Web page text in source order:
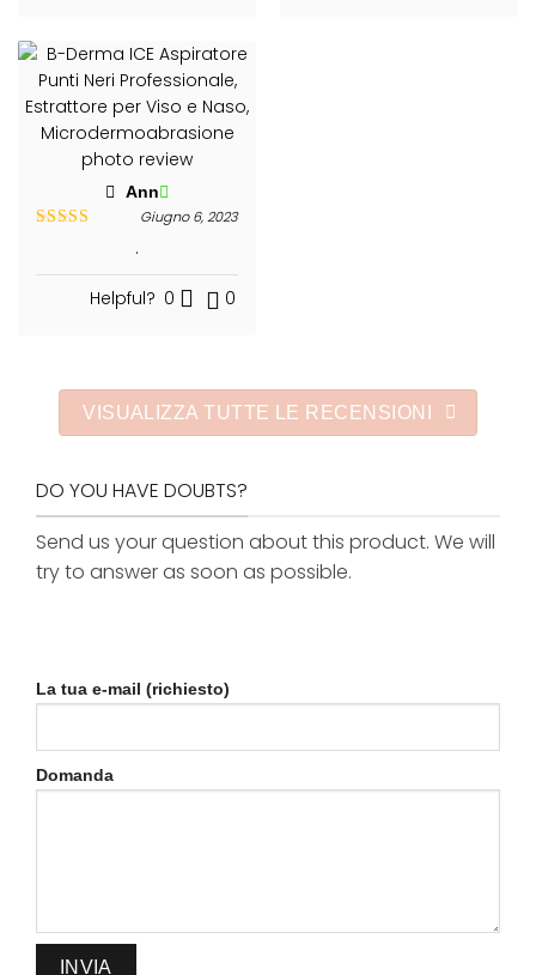
Ann
Giugno 6, 2023
.
Helpful? 0 0
VISUALIZZA TUTTE LE RECENSIONI
DO YOU HAVE DOUBTS?
Send us your question about this product. We will
try to answer as soon as possible.
La tua e-mail (richiesto)
Domanda